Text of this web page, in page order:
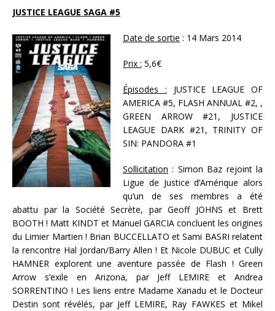
JUSTICE LEAGUE SAGA #5
Date de sortie : 14 Mars 2014
Prix : 5,6€
Épisodes : JUSTICE LEAGUE OF
AMERICA #5, FLASH ANNUAL #2, ,
GREEN ARROW #21, JUSTICE
LEAGUE DARK #21, TRINITY OF
SIN: PANDORA #1
Sollicitation : Simon Baz rejoint la
Ligue de Justice d’Amérique alors
qu’un de ses membres a été
abattu par la Société Secrète, par Geoff JOHNS et Brett
BOOTH ! Matt KINDT et Manuel GARCIA concluent les origines
du Limier Martien ! Brian BUCCELLATO et Sami BASRI relatent
la rencontre Hal Jordan/Barry Allen ! Et Nicole DUBUC et Cully
HAMNER explorent une aventure passée de Flash ! Green
Arrow s’exile en Arizona, par Jeff LEMIRE et Andrea
SORRENTINO ! Les liens entre Madame Xanadu et le Docteur
Destin sont révélés, par Jeff LEMIRE, Ray FAWKES et Mikel